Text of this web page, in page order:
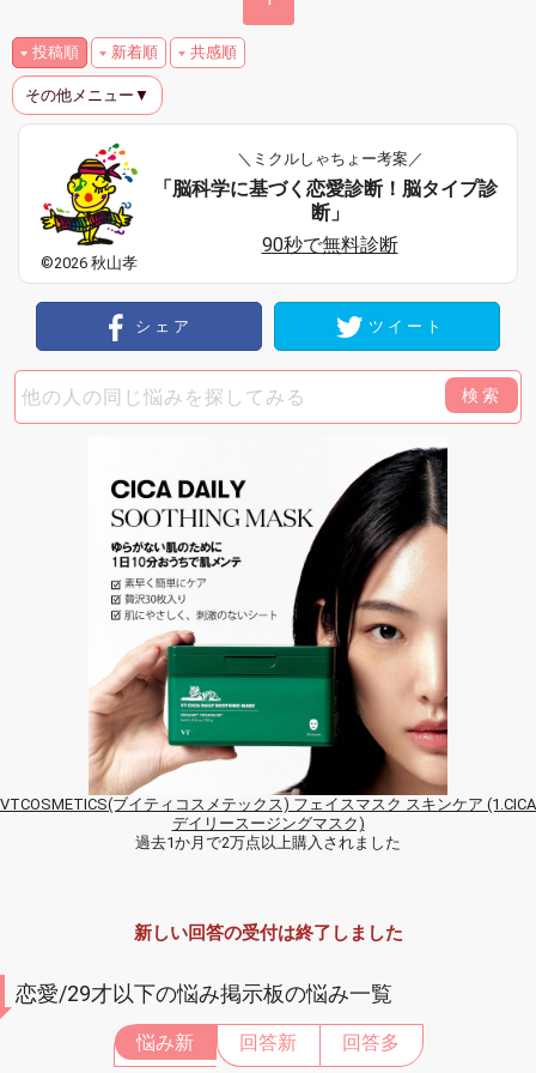
投稿順 新着順 共感順
その他メニュー▼
©2026 秋山孝
＼ミクルしゃちょー考案／
「脳科学に基づく恋愛診断！脳タイプ診
断」
90秒で無料診断
シェア ツイート
検索
VTCOSMETICS(ブイティコスメテックス) フェイスマスク スキンケア (1.CICA
デイリースージングマスク)
過去1か月で2万点以上購入されました
新しい回答の受付は終了しました
恋愛/29才以下の悩み掲示板の悩み一覧
悩み新 回答新 回答多